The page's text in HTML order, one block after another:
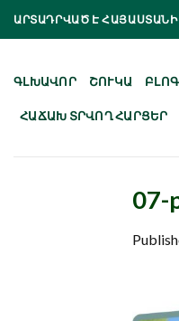
Skip
ԱՐՏԱԴՐՎԱԾ Է
ԳԼԽԱՎՈՐ ՇՈՒԿԱ ԲԼՈԳ
ՀԱՃԱԽ ՏՐՎՈՂ ՀԱՐՑԵՐ
07-